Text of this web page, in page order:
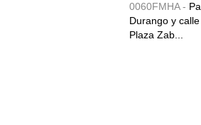
0060FMHA -
Durango y
Plaza Zab...